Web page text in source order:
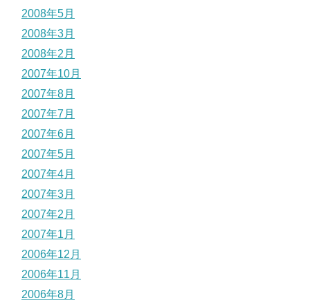
2008年5月
2008年3月
2008年2月
2007年10月
2007年8月
2007年7月
2007年6月
2007年5月
2007年4月
2007年3月
2007年2月
2007年1月
2006年12月
2006年11月
2006年8月